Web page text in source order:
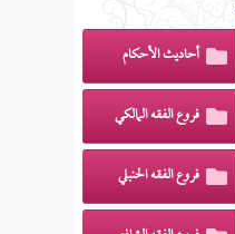
أحاديث الأحكام
فروع الفقه المالكي
فروع الفقه الحنبلي